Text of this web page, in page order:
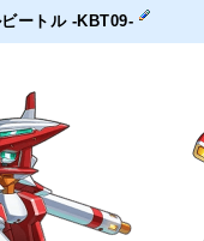
ートル -KBT09-